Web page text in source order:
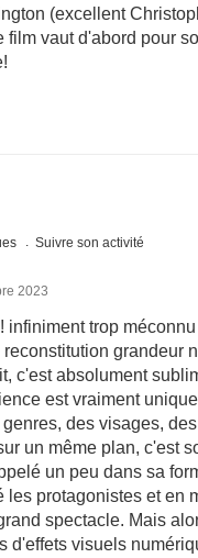
(excellent
film vaut d'abord pour
Suivre son activité
2023
infiniment trop
grandeur
c'est absolument
est vraiment
des visages,
un même plan, c'est
un peu dans sa
les protagonistes et en
spectacle. Mais
d'effets visuels